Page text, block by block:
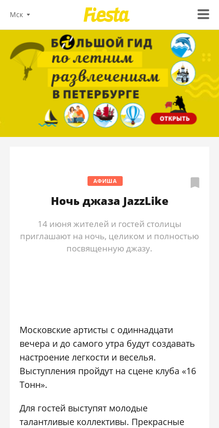
Мск
АФИША
Ночь джаза JazzLike
14 июня жителей и гостей столицы
приглашают на ночь, целиком и полностью
посвященную джазу.
Московские артисты с одиннадцати
вечера и до самого утра будут создавать
настроение легкости и веселья.
Выступления пройдут на сцене клуба «16
Тонн».
Для гостей выступят молодые
талантливые коллективы. Прекрасные